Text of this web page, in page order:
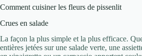
Comment cuisiner les fleurs de pissenlit
Crues en salade
La façon la plus simple et la plus efficace.
entières jetées sur une salade verte, une